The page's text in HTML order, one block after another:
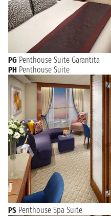
primi posti.
Secondo le stime sia delle
Kong, nel 2012, ha avuto la
qualsiasi altra regione del
PG Penthouse Suite Garantita
PH Penthouse Suite
PS Penthouse Spa Suite